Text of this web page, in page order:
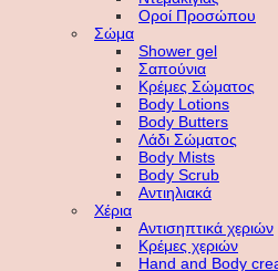
Οροί Προσώπου
Σώμα
Shower gel
Σαπούνια
Κρέμες Σώματος
Body Lotions
Body Butters
Λάδι Σώματος
Body Mists
Body Scrub
Αντιηλιακά
Χέρια
Αντισηπτικά χεριών
Κρέμες χεριών
Hand and Body